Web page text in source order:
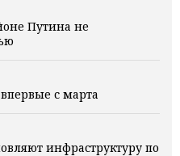
Путина не
с марта
инфраструктуру по